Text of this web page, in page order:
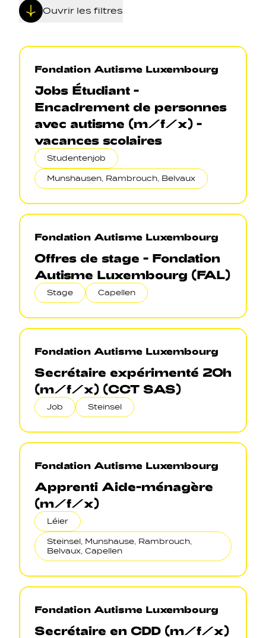
Navigation secondarie
Navigation pied de page
Gérer les cookies
Ouvrir les filtres
Fondation Autisme Luxembourg
Jobs Étudiant -
Encadrement de personnes
avec autisme (m/f/x) -
vacances scolaires
Studentenjob
Munshausen, Rambrouch, Belvaux
Fondation Autisme Luxembourg
Offres de stage - Fondation
Autisme Luxembourg (FAL)
Stage Capellen
Fondation Autisme Luxembourg
Secrétaire expérimenté 20h
(m/f/x) (CCT SAS)
Job Steinsel
Fondation Autisme Luxembourg
Apprenti Aide-ménagère
(m/f/x)
Léier
Steinsel, Munshause, Rambrouch,
Belvaux, Capellen
Fondation Autisme Luxembourg
Secrétaire en CDD (m/f/x)